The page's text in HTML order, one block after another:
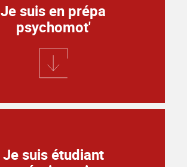
Je suis en prépa
psychomot'
Je suis étudiant